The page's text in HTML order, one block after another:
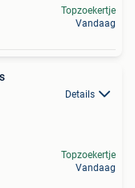
Topzoekertje
Vandaag
Details
Topzoekertje
Vandaag